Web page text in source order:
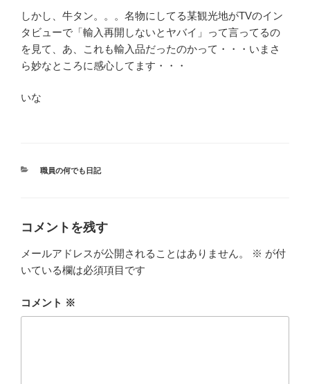
しかし、牛タン。。。名物にしてる某観光地がTVのイン
タビューで「輸入再開しないとヤバイ」って言ってるの
を見て、あ、これも輸入品だったのかって・・・いまさ
ら妙なところに感心してます・・・
いな
カ
職員の何でも日記
コメントを残す
メールアドレスが公開されることはありません。 ※ が付
いている欄は必須項目です
コメント ※